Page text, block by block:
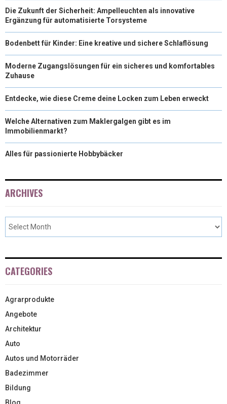
Die Zukunft der Sicherheit: Ampelleuchten als innovative
Ergänzung für automatisierte Torsysteme
Bodenbett für Kinder: Eine kreative und sichere Schlaflösung
Moderne Zugangslösungen für ein sicheres und komfortables
Zuhause
Entdecke, wie diese Creme deine Locken zum Leben erweckt
Welche Alternativen zum Maklergalgen gibt es im
Immobilienmarkt?
Alles für passionierte Hobbybäcker
ARCHIVES
CATEGORIES
Agrarprodukte
Angebote
Architektur
Auto
Autos und Motorräder
Badezimmer
Bildung